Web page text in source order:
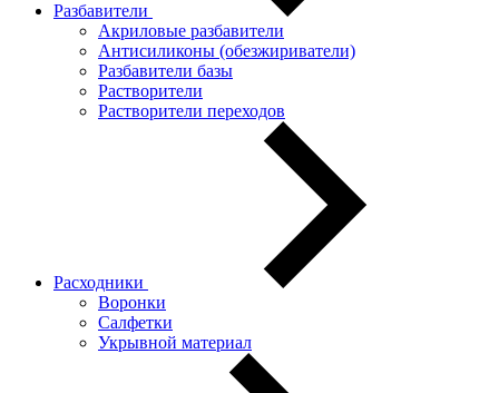
Разбавители
Акриловые разбавители
Антисиликоны (обезжириватели)
Разбавители базы
Растворители
Растворители переходов
Расходники
Воронки
Салфетки
Укрывной материал